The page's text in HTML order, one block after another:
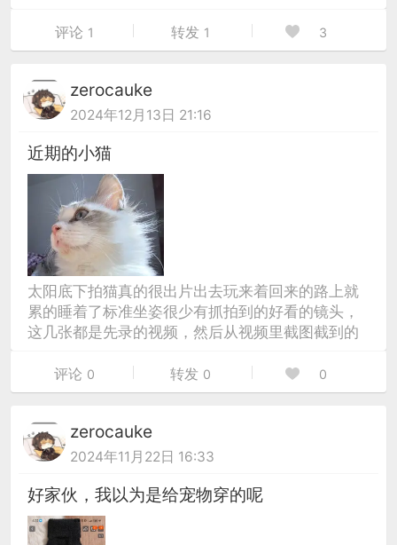
评论 1 转发 1 3
zerocauke
2024年12月13日 21:16
近期的小猫
太阳底下拍猫真的很出片出去玩来着回来的路上就
累的睡着了标准坐姿很少有抓拍到的好看的镜头，
这几张都是先录的视频，然后从视频里截图截到的
评论 0 转发 0 0
zerocauke
2024年11月22日 16:33
好家伙，我以为是给宠物穿的呢